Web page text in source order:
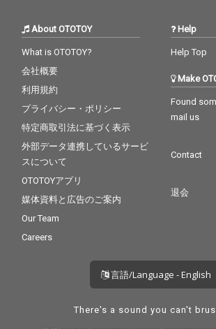
About OTOTOY
What is OTOTOY?
会社概要
利用規約
プライバシー・ポリシー
特定商取引法に基づく表示
外部データ連携しているサービ
スについて
OTOTOYアプリ
媒体資料と広告のご案内
Our Team
Careers
Help
Help Top
Make
Found
mail us
Contact
退会
言語/Language - English
There's a sound you can't